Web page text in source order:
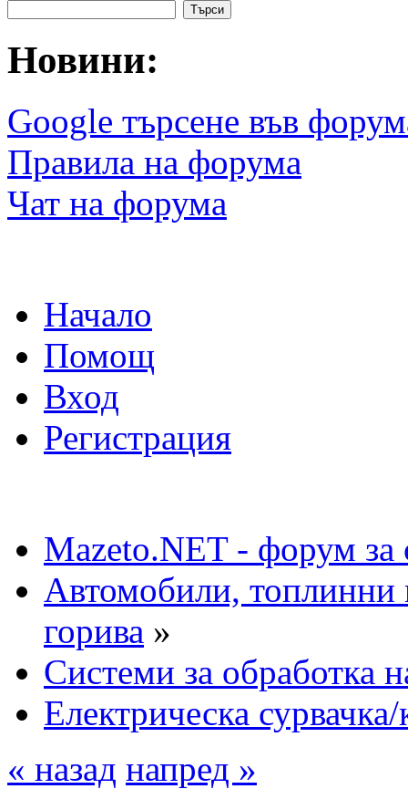
Новини:
Google търсене във
Правила на форума
Чат на форума
Начало
Помощ
Вход
Регистрация
Mazeto.NET - форум за
Автомобили,
горива »
Системи за обработка
Електрическа сурвачка/
« назад напред »